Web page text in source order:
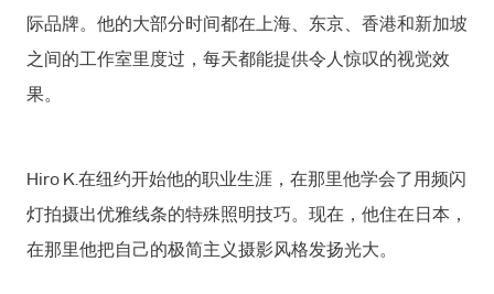
际品牌。他的大部分时间都在上海、东京、香港和新加坡
之间的工作室里度过，每天都能提供令人惊叹的视觉效
果。
Hiro K.在纽约开始他的职业生涯，在那里他学会了用频闪
灯拍摄出优雅线条的特殊照明技巧。现在，他住在日本，
在那里他把自己的极简主义摄影风格发扬光大。